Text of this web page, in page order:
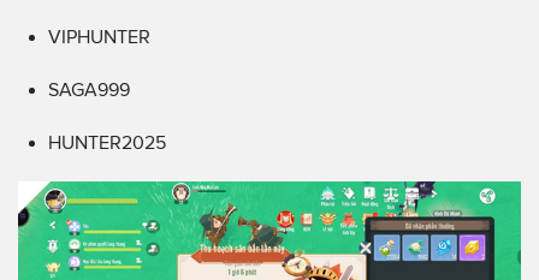
VIPHUNTER
SAGA999
HUNTER2025